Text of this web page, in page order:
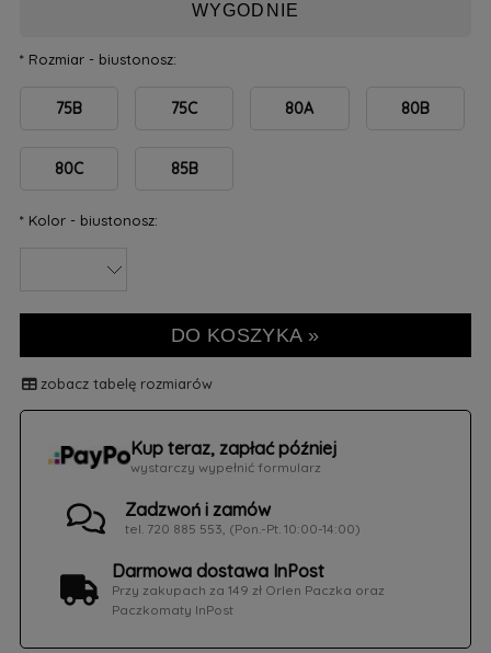
WYGODNIE
*Rozmiar - biustonosz:
75B 75C 80A 80B
80C 85B
*Kolor - biustonosz:
DO KOSZYKA »
zobacz tabelę rozmiarów
Kup teraz, zapłać później
wystarczy wypełnić formularz
Zadzwoń i zamów
tel. 720 885 553, (Pon.-Pt. 10:00-14:00)
Darmowa dostawa InPost
Przy zakupach za 149 zł Orlen Paczka oraz
Paczkomaty InPost